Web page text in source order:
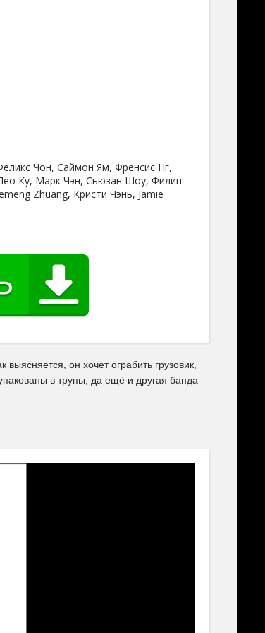
Чон, Саймон Ям, Френсис Нг,
Ку, Марк Чэн, Сьюзан Шоу, Филип
Zhuang, Кристи Чэнь, Jamie
он хочет ограбить грузовик,
в трупы, да ещё и другая банда